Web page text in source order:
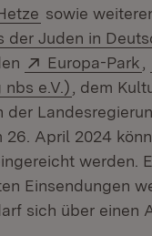
(Öffnet in
sowie
der Juden in
Extern:
Europa-Park
e.V.) (Öffnet in
, dem
der
26. April 2024
werden.
Einsendungen
sich über einen